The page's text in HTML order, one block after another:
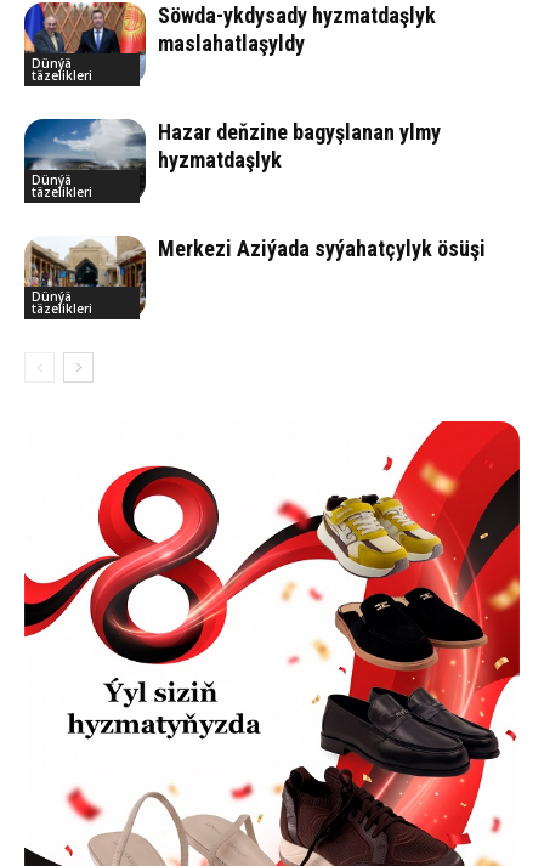
Dünýä
täzelikleri
Söwda-ykdysady hyzmatdaşlyk
maslahatlaşyldy
Dünýä
täzelikleri
Hazar deňzine bagyşlanan ylmy
hyzmatdaşlyk
Dünýä
täzelikleri
Merkezi Aziýada syýahatçylyk ösüşi